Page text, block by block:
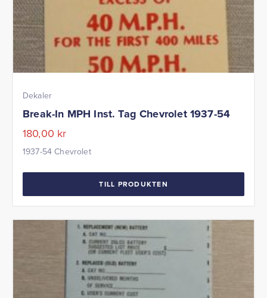
Dekaler
Break-In MPH Inst. Tag Chevrolet 1937-54
180,00 kr
1937-54 Chevrolet
TILL PRODUKTEN